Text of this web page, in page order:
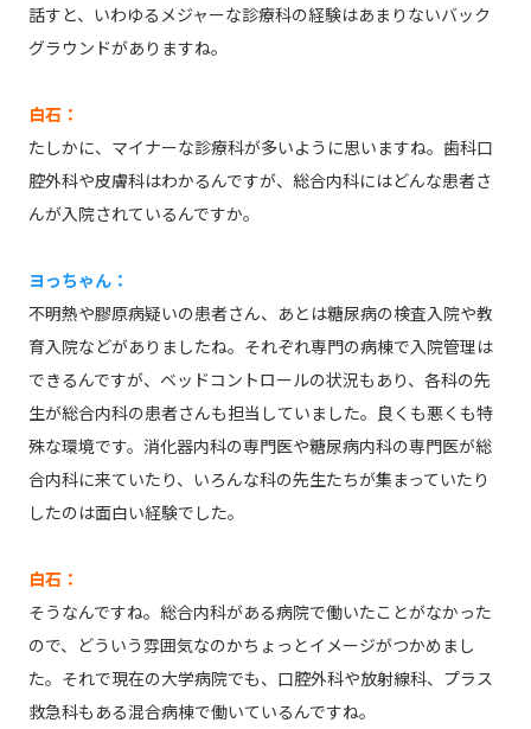
話すと、いわゆるメジャーな診療科の経験はあまりないバック
グラウンドがありますね。
白石：
たしかに、マイナーな診療科が多いように思いますね。歯科口
腔外科や皮膚科はわかるんですが、総合内科にはどんな患者さ
んが入院されているんですか。
ヨっちゃん：
不明熱や膠原病疑いの患者さん、あとは糖尿病の検査入院や教
育入院などがありましたね。それぞれ専門の病棟で入院管理は
できるんですが、ベッドコントロールの状況もあり、各科の先
生が総合内科の患者さんも担当していました。良くも悪くも特
殊な環境です。消化器内科の専門医や糖尿病内科の専門医が総
合内科に来ていたり、いろんな科の先生たちが集まっていたり
したのは面白い経験でした。
白石：
そうなんですね。総合内科がある病院で働いたことがなかった
ので、どういう雰囲気なのかちょっとイメージがつかめまし
た。それで現在の大学病院でも、口腔外科や放射線科、プラス
救急科もある混合病棟で働いているんですね。